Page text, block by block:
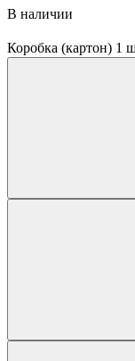
В наличии
Коробка (картон) 1